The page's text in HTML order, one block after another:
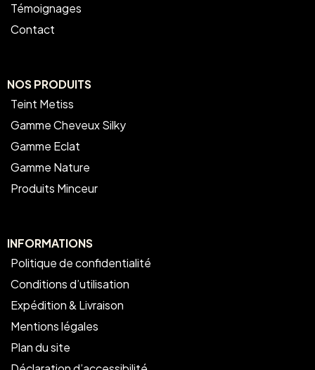
Témoignages
Contact
NOS PRODUITS
Teint Metiss
Gamme Cheveux Silky
Gamme Eclat
Gamme Nature
Produits Minceur
INFORMATIONS
Politique de confidentialité
Conditions d’utilisation
Expédition & Livraison
Mentions légales
Plan du site